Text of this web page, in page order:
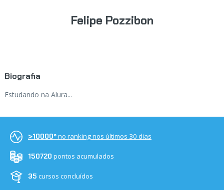
Felipe Pozzibon
Biografia
Estudando na Alura...
>10000ºno ranking nos últimos 30 dias
150720 pontos acumulados
35 cursos concluídos